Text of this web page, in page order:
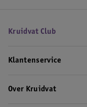
Kruidvat Club
Klantenservice
Over Kruidvat